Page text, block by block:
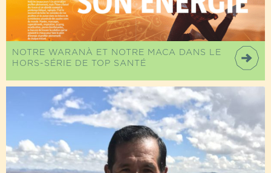
NOTRE WARANÀ ET NOTRE MACA DANS LE
HORS-SÉRIE DE TOP SANTÉ